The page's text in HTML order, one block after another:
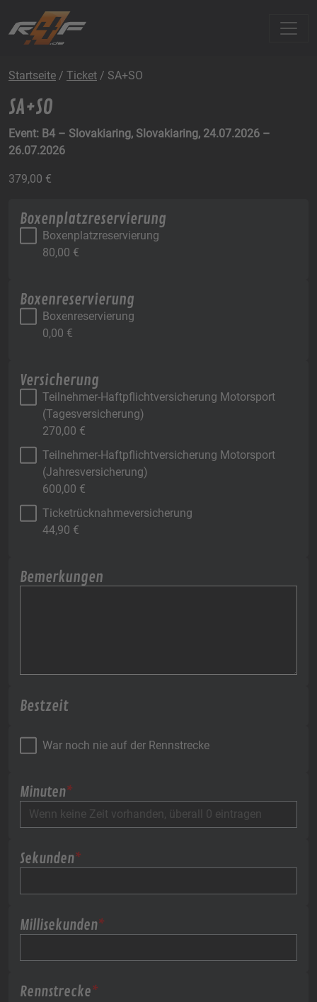
Startseite / Ticket / SA+SO
SA+SO
Event: B4 – Slovakiaring, Slovakiaring, 24.07.2026 –
26.07.2026
379,00 €
Boxenplatzreservierung
Boxenplatzreservierung
80,00 €
Boxenreservierung
Boxenreservierung
0,00 €
Versicherung
Teilnehmer-Haftpflichtversicherung Motorsport
(Tagesversicherung)
270,00 €
Teilnehmer-Haftpflichtversicherung Motorsport
(Jahresversicherung)
600,00 €
Ticketrücknahmeversicherung
44,90 €
Bemerkungen
Bestzeit
War noch nie auf der Rennstrecke
*
Minuten
*
Sekunden
*
Millisekunden
*
Rennstrecke